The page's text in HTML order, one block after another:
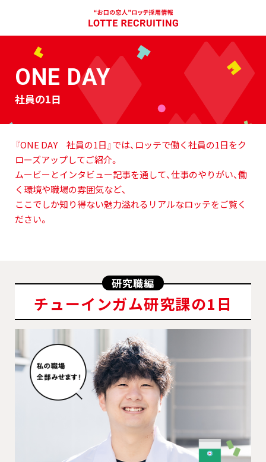
ONE DAY
社員の1日
『ONE DAY 社員の1日』では、ロッテで働く社員の1日をク
ローズアップしてご紹介。
ムービーとインタビュー記事を通して、仕事のやりがい、働
く環境や職場の雰囲気など、
ここでしか知り得ない魅力溢れるリアルなロッテをご覧く
ださい。
研究職編
チューインガム研究課の1日